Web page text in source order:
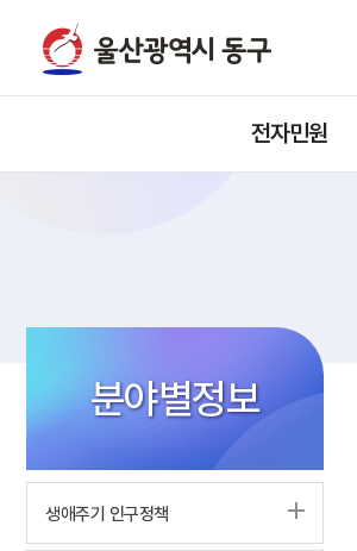
전자민원
분야별정보
생애주기 인구정책